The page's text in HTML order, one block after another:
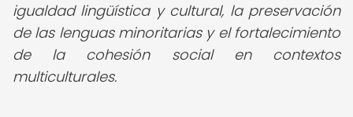
igualdad lingüística y cultural, la preservación
de las lenguas minoritarias y el fortalecimiento
de la cohesión social en contextos
multiculturales.